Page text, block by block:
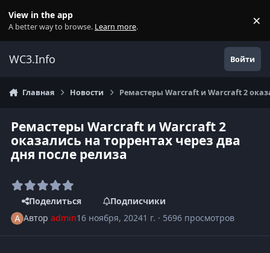
View in the app
A better way to browse. Learn more. ×
WC3.Info Войти
Главная Новости Ремастеры Warcraft и Warcraft 2
Ремастеры Warcraft и Warcraft 2
оказались на торрентах через два
дня после релиза
Поделиться
Подписчики
Авторadmin16 ноября, 20241 г. · 5696 просмотров